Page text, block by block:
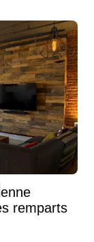
remparts